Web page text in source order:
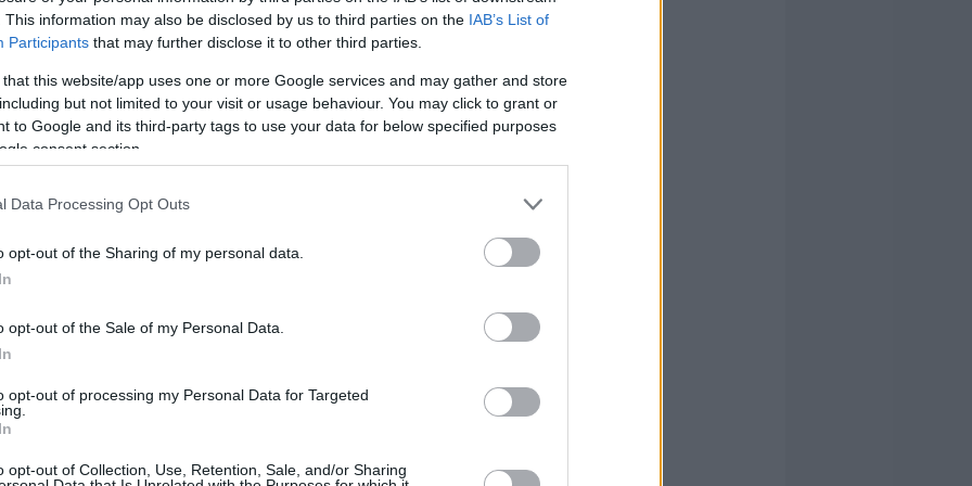
This information may also be disclosed by us to third parties on the IAB’s List of
Participants that may further disclose it to other third parties.
that this website/app uses one or more Google services and may gather and store
but not limited to your visit or usage behaviour. You may click to grant or
to Google and its third-party tags to use your data for below specified purposes
consent section.
Data Processing Opt Outs
opt-out of the Sharing of my personal data.
opt-out of the Sale of my Personal Data.
opt-out of processing my Personal Data for Targeted
opt-out of Collection, Use, Retention, Sale, and/or Sharing
προστατευτικά και
τραυματίστηκε (video)
08/MAY/21 19:47
Ο Ανδρέας Κανονίδης δεν έλεγξε τα
νεύρα του και χτύπησε το χέρι του μετά
Α2: O Aμύντας έβαλε
“φρένο” στον Ολυμπιακό
επικρατεί των Πειραιωτών μετά από...
Ολυμπιακός Β’